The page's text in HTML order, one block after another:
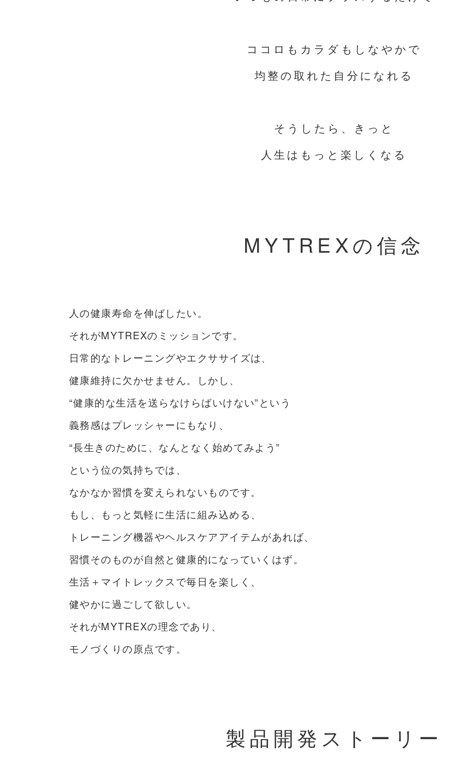
部品・
ココロもカラダもしなやかで
均整の取れた自分になれる
そうしたら、きっと
人生はもっと楽しくなる
MYTREXの信念
人の健康寿命を伸ばしたい。
それがMYTREXのミッションです。
日常的なトレーニングやエクササイズは、
健康維持に欠かせません。しかし、
“健康的な生活を送らなけらばいけない”という
義務感はプレッシャーにもなり、
“長生きのために、なんとなく始めてみよう”
という位の気持ちでは、
なかなか習慣を変えられないものです。
もし、もっと気軽に生活に組み込める、
トレーニング機器やヘルスケアアイテムがあれば、
習慣そのものが自然と健康的になっていくはず。
生活＋マイトレックスで毎日を楽しく、
健やかに過ごして欲しい。
それがMYTREXの理念であり、
モノづくりの原点です。
製品開発ストーリー